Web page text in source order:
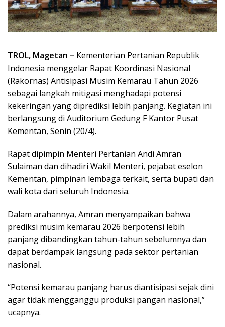
TROL, Magetan – Kementerian Pertanian Republik
Indonesia menggelar Rapat Koordinasi Nasional
(Rakornas) Antisipasi Musim Kemarau Tahun 2026
sebagai langkah mitigasi menghadapi potensi
kekeringan yang diprediksi lebih panjang. Kegiatan ini
berlangsung di Auditorium Gedung F Kantor Pusat
Kementan, Senin (20/4).
Rapat dipimpin Menteri Pertanian Andi Amran
Sulaiman dan dihadiri Wakil Menteri, pejabat eselon
Kementan, pimpinan lembaga terkait, serta bupati dan
wali kota dari seluruh Indonesia.
Dalam arahannya, Amran menyampaikan bahwa
prediksi musim kemarau 2026 berpotensi lebih
panjang dibandingkan tahun-tahun sebelumnya dan
dapat berdampak langsung pada sektor pertanian
nasional.
“Potensi kemarau panjang harus diantisipasi sejak dini
agar tidak mengganggu produksi pangan nasional,”
ucapnya.